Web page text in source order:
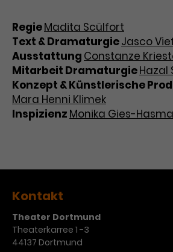
RegieMadita Scülfort
Text & DramaturgieJasco
Ausstattung Constanze
Mitarbeit DramaturgieHazal
Konzept & Künstlerische
Mara Henni Klimek
Inspizienz Monika Gies-
Kontakt
Theater Dortmund
Theaterkarree 1 -3
44137 Dortmund